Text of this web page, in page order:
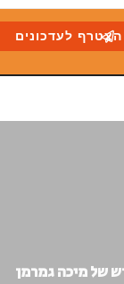
של מיכה גמרמן